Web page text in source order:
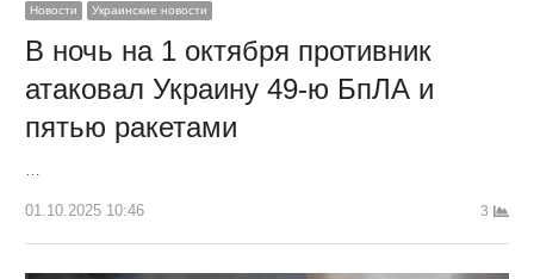
Новости Украинские новости
В ночь на 1 октября противник
атаковал Украину 49-ю БпЛА и
пятью ракетами
…
01.10.2025 10:46 3